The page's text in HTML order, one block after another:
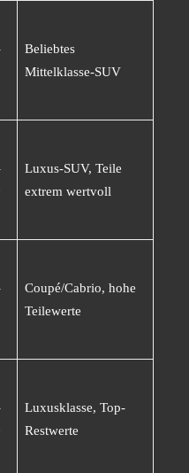
Beliebtes
Mittelklasse-SUV
Luxus-SUV, Teile
extrem wertvoll
Coupé/Cabrio, hohe
Teilewerte
Luxusklasse, Top-
Restwerte